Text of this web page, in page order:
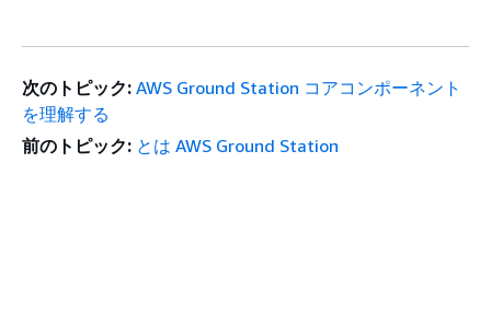
次のトピック: AWS Ground Station コアコンポーネント
を理解する
前のトピック: とは AWS Ground Station